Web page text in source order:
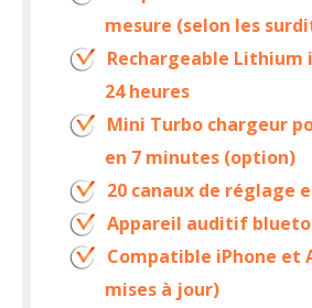
mesure (selon les
Rechargeable Lithium
24 heures
Mini Turbo chargeur
en 7 minutes (option)
20 canaux de réglage
Appareil auditif
Compatible iPhone et
mises à jour)